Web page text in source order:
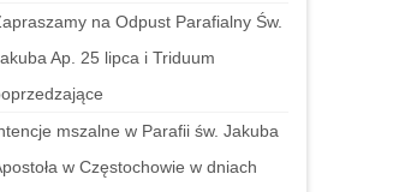
na Odpust Parafialny Św.
Ap. 25 lipca i Triduum
mszalne w Parafii św. Jakuba
w Częstochowie w dniach